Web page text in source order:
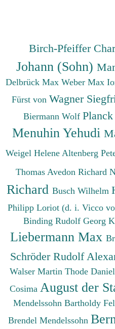
Birch-Pfeiffer
Johann (Sohn)
Delbrück Max Weber Max
Fürst von Wagner
Biermann Wolf
Menuhin Yehudi
Weigel Helene Altenberg
Thomas Avedon Richard
Richard Busch Wilhelm
Philipp Loriot (d. i. Vicco
Binding Rudolf Georg
Liebermann Max
Schröder Rudolf
Walser Martin Thode
Cosima August der
Mendelssohn Bartholdy
Brendel Mendelssohn